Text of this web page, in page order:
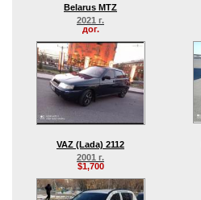
Belarus MTZ
2021 г.
дог.
VAZ (Lada) 2112
2001 г.
$1,700